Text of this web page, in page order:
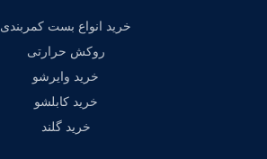
خرید انواع بست کمربندی
روکش حرارتی
خرید وایرشو
خرید کابلشو
خرید گلند